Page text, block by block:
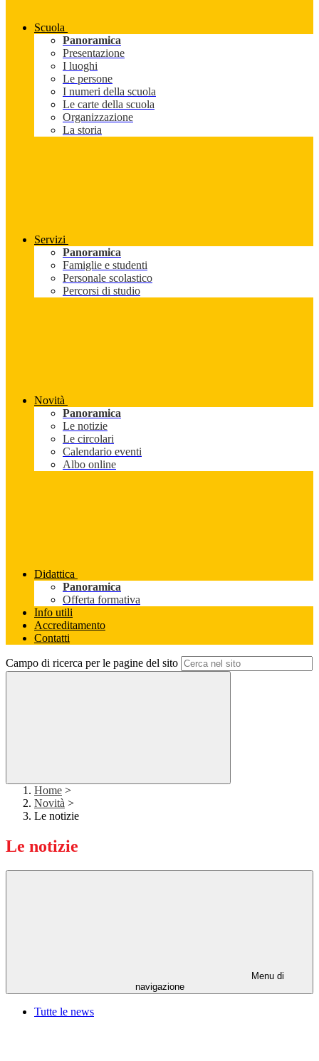
Scuola
Panoramica
Presentazione
I luoghi
Le persone
I numeri della scuola
Le carte della scuola
Organizzazione
La storia
Servizi
Panoramica
Famiglie e studenti
Personale scolastico
Percorsi di studio
Novità
Panoramica
Le notizie
Le circolari
Calendario eventi
Albo online
Didattica
Panoramica
Offerta formativa
Info utili
Accreditamento
Contatti
Campo di ricerca per le pagine del sito
Home >
Novità >
Le notizie
Le notizie
Menu di
navigazione
Tutte le news